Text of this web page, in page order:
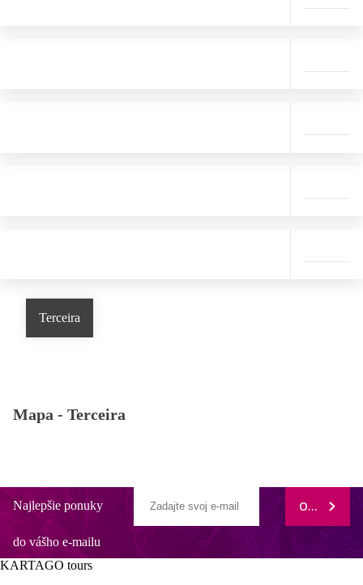
Terceira
Mapa - Terceira
Najlepšie ponuky
do vášho e-mailu
ODOBERAŤ
KARTAGO tours